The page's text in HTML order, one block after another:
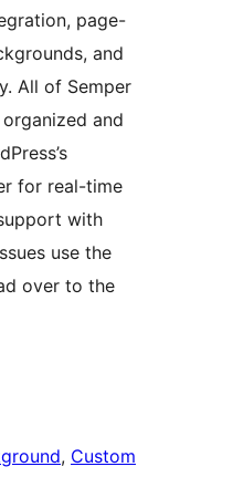
page-
and
All of Semper
organized and
for real-time
with
use the
over to the
, Custom